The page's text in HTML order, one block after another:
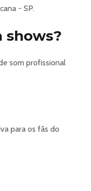
- SP.
shows?
som profissional
para os fãs do